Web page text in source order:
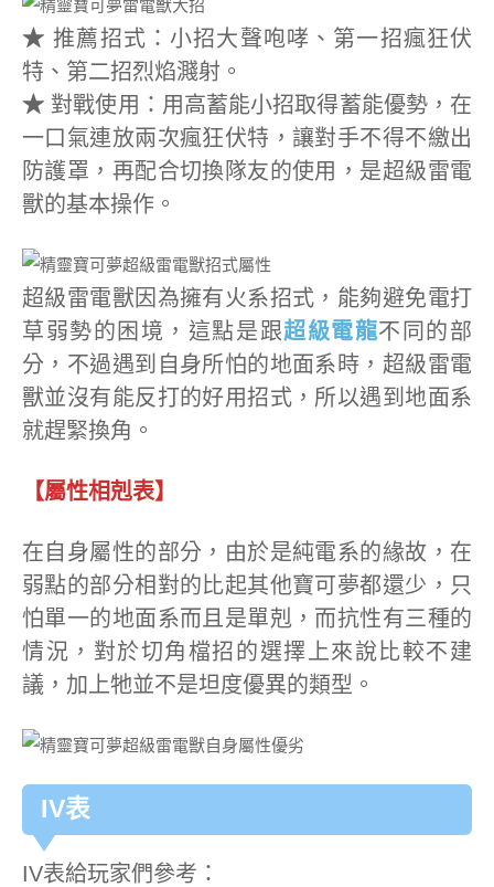
★推薦招式：小招大聲咆哮、第一招瘋狂伏
特、第二招烈焰濺射。
★ 對戰使用：用高蓄能小招取得蓄能優勢，在
一口氣連放兩次瘋狂伏特，讓對手不得不繳出
防護罩，再配合切換隊友的使用，是超級雷電
獸的基本操作。
超級雷電獸因為擁有火系招式，能夠避免電打
草弱勢的困境，這點是跟超級電龍不同的部
分，不過遇到自身所怕的地面系時，超級雷電
獸並沒有能反打的好用招式，所以遇到地面系
就趕緊換角。
【屬性相剋表】
在自身屬性的部分，由於是純電系的緣故，在
弱點的部分相對的比起其他寶可夢都還少，只
怕單一的地面系而且是單剋，而抗性有三種的
情況，對於切角檔招的選擇上來說比較不建
議，加上牠並不是坦度優異的類型。
IV表
IV表給玩家們參考：